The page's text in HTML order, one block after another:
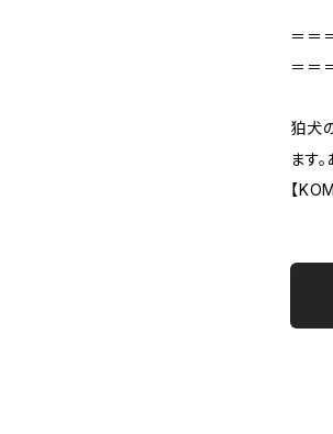
＝＝
＝＝
狛犬
ます
【